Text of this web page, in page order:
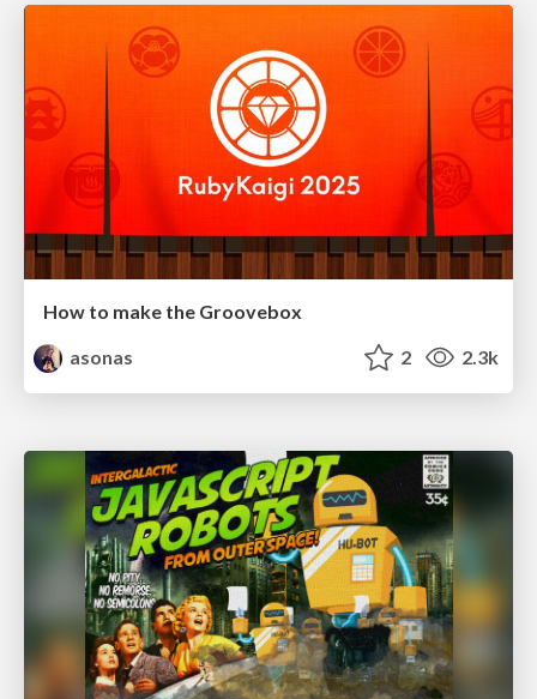
How to make the Groovebox
asonas
2 2.3k